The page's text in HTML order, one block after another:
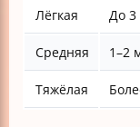
Лёгкая До 3
Средняя 1–2
Тяжёлая